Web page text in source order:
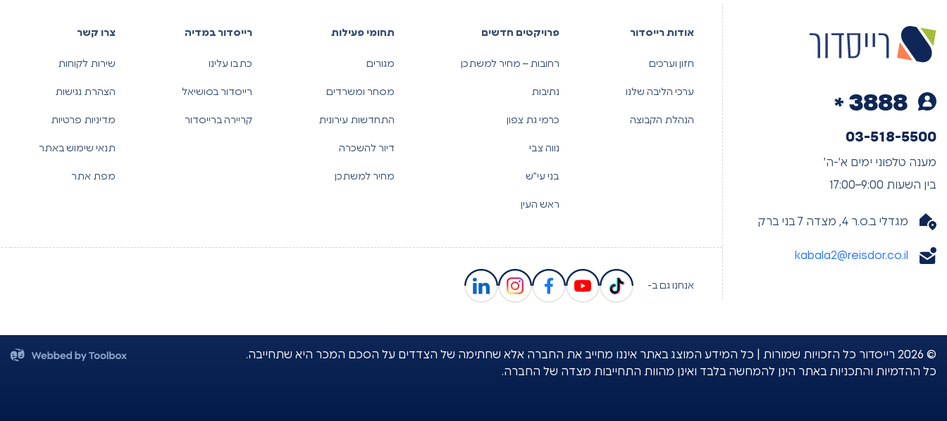
03-518-5500
מענה טלפוני ימים א’-ה’
בין השעות 9:00–17:00
מגדלי ב.ס.ר 4, מצדה 7 בני ברק
kabala2@reisdor.co.il
אודות רייסדור
חזון וערכים
ערכי הליבה שלנו
הנהלת הקבוצה
פרויקטים חדשים
רחובות – מחיר למשתכן
נתיבות
כרמי גת צפון
נווה צבי
בני עי”ש
ראש העין
תחומי פעילות
מגורים
מסחר ומשרדים
התחדשות עירונית
דיור להשכרה
מחיר למשתכן
רייסדור במדיה
כתבו עלינו
רייסדור בסושיאל
קריירה ברייסדור
צרו קשר
שירות לקוחות
הצהרת נגישות
מדיניות פרטיות
תנאי שימוש באתר
מפת אתר
אנחנו גם ב-
© 2026 רייסדור כל הזכויות שמורות | כל המידע המוצג באתר איננו מחייב את החברה אלא שחתימה של הצדדים על הסכם המכר היא שתחייבה.
כל ההדמיות והתכניות באתר הינן להמחשה בלבד ואינן מהוות התחייבות מצדה של החברה.